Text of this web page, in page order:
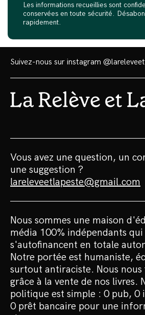
Les informations recueillies sont
conservées en toute sécurité.
rapidement.
Suivez-nous sur instagram
Vous avez une question, un
une suggestion ?
lareleveetlapeste@gmail.com
Nous sommes une maison
média 100% indépendants qui
s'autofinancent en totale
Notre portée est humaniste,
surtout antiraciste. Nous nous
grâce à la vente de nos livres.
politique est simple : 0 pub, 0
0 prêt bancaire pour une